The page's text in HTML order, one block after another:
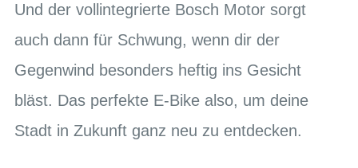
Und der vollintegrierte Bosch Motor sorgt
auch dann für Schwung, wenn dir der
Gegenwind besonders heftig ins Gesicht
bläst. Das perfekte E-Bike also, um deine
Stadt in Zukunft ganz neu zu entdecken.